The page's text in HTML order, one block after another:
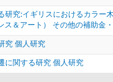
研究:イギリスにおけるカラ
＆アート） その他の補助金
究 個人研究
に関する研究 個人研究